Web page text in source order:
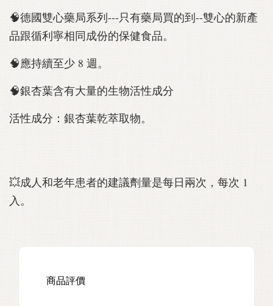
🧠德國雙心藥局系列---只有藥局買的到--雙心的新產
品跟循利寧相同成份的保健食品。
🧠應持續至少 8 週。
🧠銀杏葉含有大量的生物活性成分
活性成分：銀杏葉乾萃取物。
💥成人和老年患者的建議劑量是每日兩次，每次 1
入。
商品評價